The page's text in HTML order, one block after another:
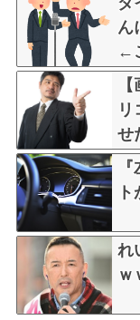
ん
←
せ
w
れ
ｗ